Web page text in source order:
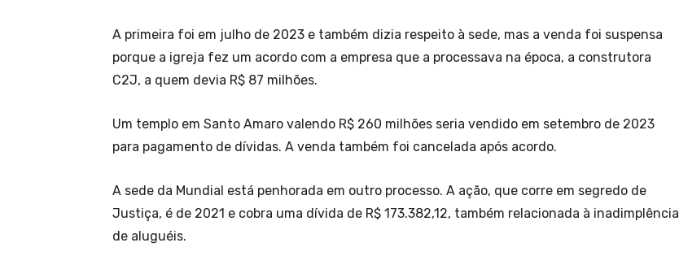
A primeira foi em julho de 2023 e também dizia respeito à sede, mas a venda foi suspensa
porque a igreja fez um acordo com a empresa que a processava na época, a construtora
C2J, a quem devia R$ 87 milhões.
Um templo em Santo Amaro valendo R$ 260 milhões seria vendido em setembro de 2023
para pagamento de dívidas. A venda também foi cancelada após acordo.
A sede da Mundial está penhorada em outro processo. A ação, que corre em segredo de
Justiça, é de 2021 e cobra uma dívida de R$ 173.382,12, também relacionada à inadimplência
de aluguéis.